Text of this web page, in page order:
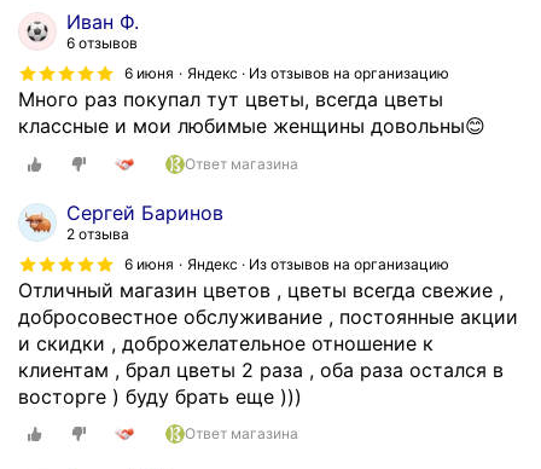
о
а
л
о
н
ц
е
т
о
в
«
К
а
а
з
ы
в
а
а
б
у
к
т
и
о
н
о
Иван Ф.
6 отзывов
6 июня
Яндекс · Из отзывов на организацию
Много раз покупал тут цветы, всегда цветы
классные и мои любимые женщины довольны😊
Ответ магазина
Сергей Баринов
2 отзыва
6 июня
Яндекс · Из отзывов на организацию
Отличный магазин цветов , цветы всегда свежие ,
добросовестное обслуживание , постоянные акции
и скидки , доброжелательное отношение к
клиентам , брал цветы 2 раза , оба раза остался в
восторге ) буду брать еще )))
Ответ магазина